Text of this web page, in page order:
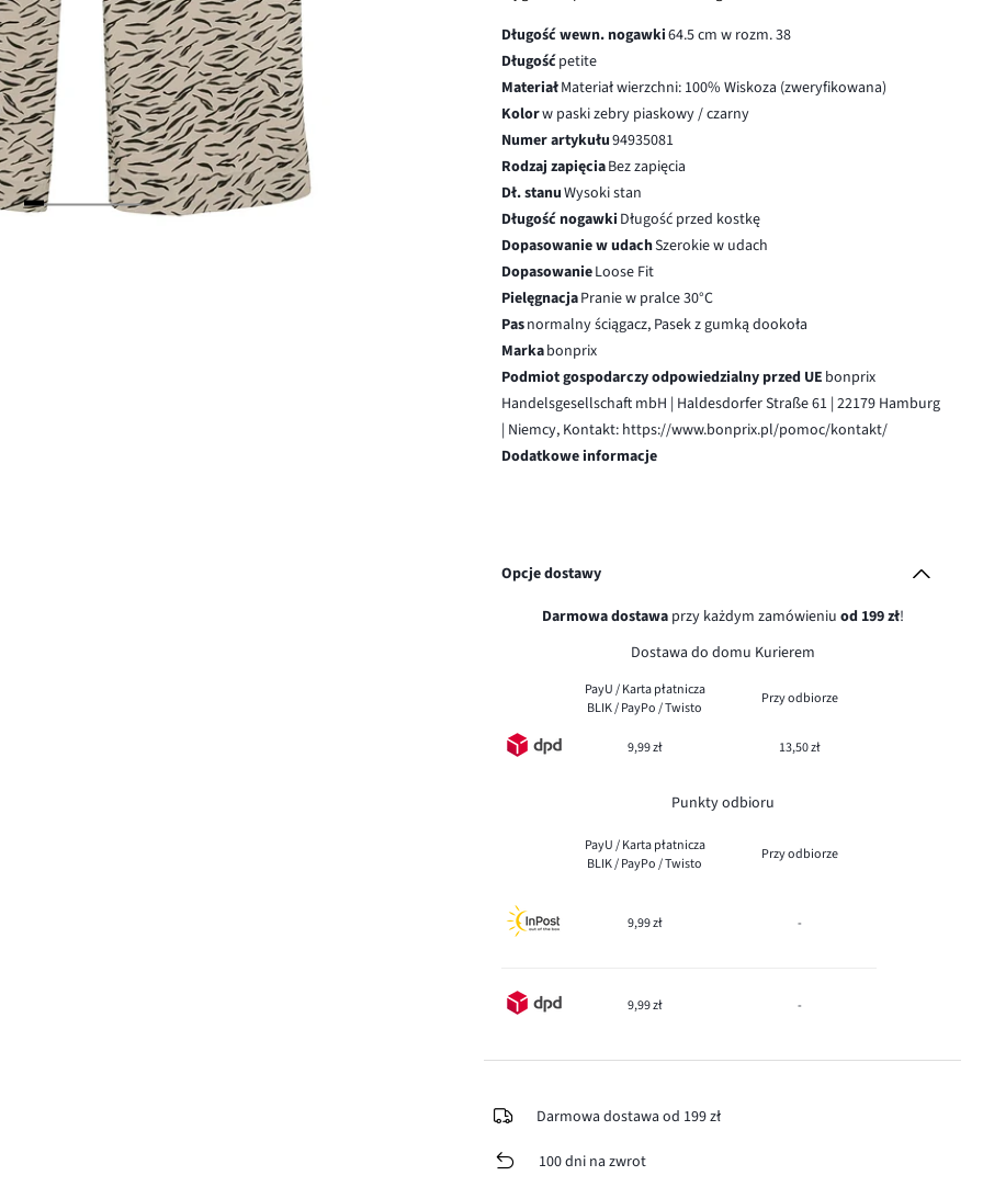
Długość wewn. nogawki64.5 cm w rozm. 38
Długośćpetite
MateriałMateriał wierzchni: 100% Wiskoza (zweryfikowana)
Kolorw paski zebry piaskowy / czarny
Numer artykułu94935081
Rodzaj zapięciaBez zapięcia
Dł. stanuWysoki stan
Długość nogawki Długość przed kostkę
Dopasowanie w udachSzerokie w udach
DopasowanieLoose Fit
PielęgnacjaPranie w pralce 30°C
Pasnormalny ściągacz, Pasek z gumką dookoła
Markabonprix
Podmiot gospodarczy odpowiedzialny przed UE bonprix
Handelsgesellschaft mbH | Haldesdorfer Straße 61 | 22179 Hamburg
| Niemcy, Kontakt: https://www.bonprix.pl/pomoc/kontakt/
Dodatkowe informacje
Opcje dostawy
Darmowa dostawaprzy każdym zamówieniu od 199 zł!
Dostawa do domu Kurierem
PayU / Karta płatnicza
BLIK / PayPo / Twisto
Przy odbiorze
9,99 zł 13,50 zł
Punkty odbioru
PayU / Karta płatnicza
BLIK / PayPo / Twisto
Przy odbiorze
9,99 zł -
9,99 zł -
Darmowa dostawa od 199 zł
100 dni na zwrot